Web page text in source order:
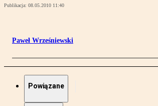
Publikacja: 08.05.2010 11:40
Paweł Wrześniewski
Powiązane